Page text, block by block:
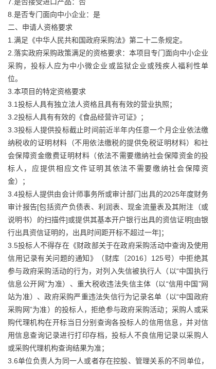
8.是否专门面向中小企业：是
二、申请人资格要求
1.满足《中华人民共和国政府采购法》第二十二条规定。
2.落实政府采购政策满足的资格要求：本项目专门面向中小企业
采购，投标人应为中小微企业或监狱企业或残疾人福利性单
位。
3.本项目的特定资格要求
3.1投标人具有独立法人资格且具有有效的营业执照；
3.2投标人具有有效的《食品经营许可证》；
3.3投标人提供投标截止时间前近半年内任意一个月企业依法缴
纳税收的证明材料（不用依法缴税的提供免税证明材料）和社
会保障资金缴费证明材料（依法不需要缴纳社会保障资金的投
标人，应提供相应文件证明其依法不需要缴纳社会保障资
金）；
3.4投标人提供由会计师事务所或审计部门出具的2025年度财务
审计报告[包括资产负债表、利润表、现金流量表及其附注（或
说明书）的扫描件]或提供其基本开户银行出具的资信证明[由银
行出具资信证明的，出具时间距开标不超过一年]；
3.5投标人不得存在《财政部关于在政府采购活动中查询及使用
信用记录有关问题的通知》（财库〔2016〕125号）中拒绝其
参与政府采购活动的行为，对列入失信被执行人（以“中国执行
信息公开网”为准）、重大税收违法失信主体（以“信用中国”网
站为准）、政府采购严重违法失信行为记录名单（以“中国政府
采购网”为准）的投标人，拒绝参与政府采购活动；采购人或采
购代理机构在开标当日分别查询各投标人的信用信息，并对信
用信息查询记录进行打印存档，投标人不良信用记录以采购人
或采购代理机构查询结果为准；
3.6单位负责人为同一人或者存在控股、管理关系的不同单位，